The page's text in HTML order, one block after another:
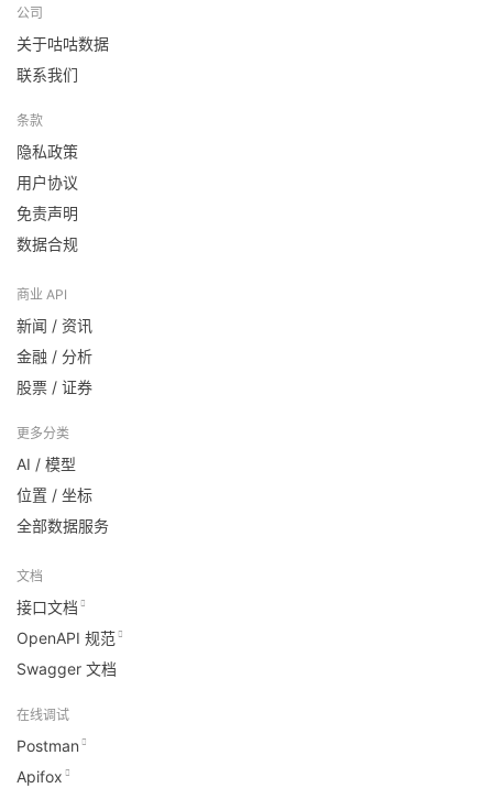
公司
关于咕咕数据
联系我们
条款
隐私政策
用户协议
免责声明
数据合规
商业 API
新闻 / 资讯
金融 / 分析
股票 / 证券
更多分类
AI / 模型
位置 / 坐标
全部数据服务
文档
接口文档
OpenAPI 规范
Swagger 文档
在线调试
Postman
Apifox